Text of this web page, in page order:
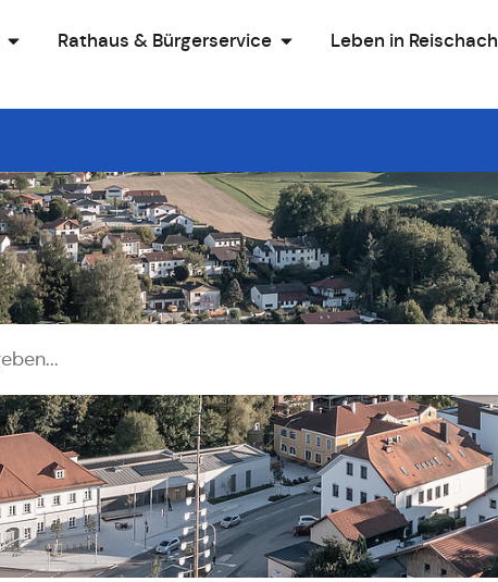
Rathaus & Bürgerservice Leben in Reischach